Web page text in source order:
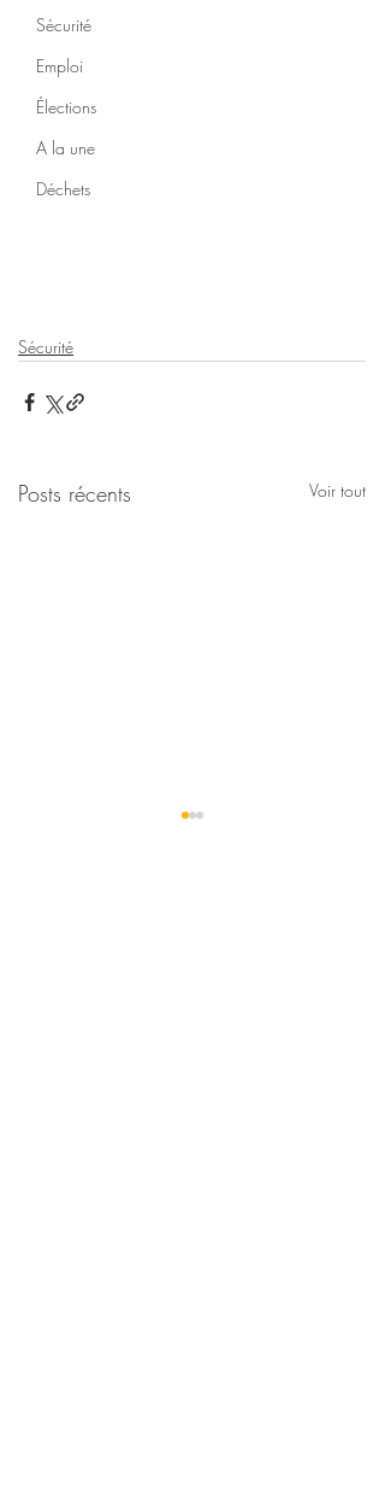
Sécurité
Emploi
Élections
A la une
Déchets
Sécurité
Posts récents Voir tout